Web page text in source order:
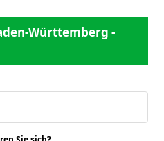
Württemberg -